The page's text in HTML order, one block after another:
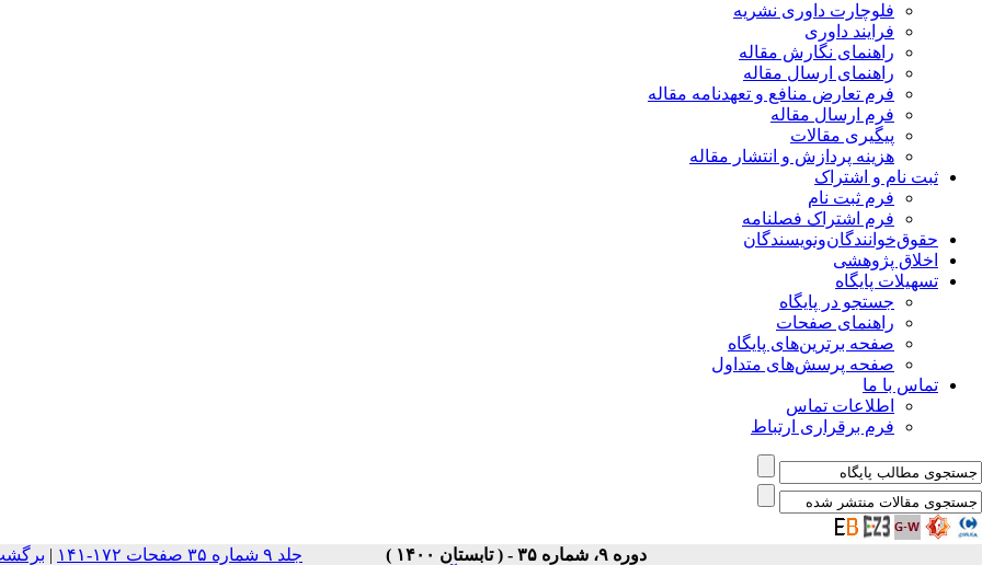
فلوچارت داوری نشریه
فرایند داوری
راهنمای نگارش مقاله
راهنمای ارسال مقاله
فرم تعارض منافع و تعهدنامه مقاله
فرم ارسال مقاله
پیگیری مقالات
هزینه پردازش و انتشار مقاله
ثبت نام و اشتراک
فرم ثبت نام
فرم اشتراک فصلنامه
حقوق‌خوانندگان‌و‌نویسندگان
اخلاق پژوهشی
تسهیلات پایگاه
جستجو در پایگاه
راهنمای صفحات
صفحه برترین‌های پایگاه
صفحه پرسش‌های متداول
تماس با ما
اطلاعات تماس
فرم برقراری ارتباط
دوره ۹، شماره ۳۵ - ( تابستان ۱۴۰۰ ) جلد ۹ شماره ۳۵ صفحات ۱۷۲-۱۴۱ |